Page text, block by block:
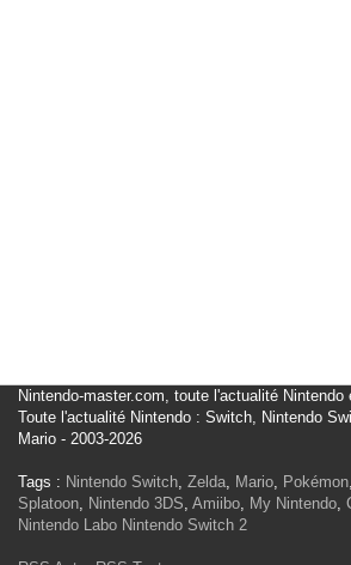
Nintendo-master.com, toute l'actualité Nintendo
Toute l'actualité Nintendo : Switch, Nintendo
Mario - 2003-2026
Tags : Nintendo Switch, Zelda, Mario, Pokémon,
Splatoon, Nintendo 3DS, Amiibo, My Nintendo,
Nintendo Labo Nintendo Switch 2